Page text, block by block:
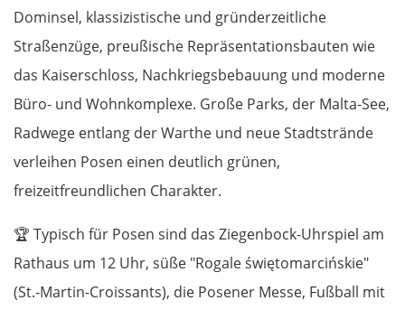
Dominsel, klassizistische und gründerzeitliche
Straßenzüge, preußische Repräsentationsbauten wie
das Kaiserschloss, Nachkriegsbebauung und moderne
Büro- und Wohnkomplexe. Große Parks, der Malta-See,
Radwege entlang der Warthe und neue Stadtstrände
verleihen Posen einen deutlich grünen,
freizeitfreundlichen Charakter.
🏆 Typisch für Posen sind das Ziegenbock-Uhrspiel am
Rathaus um 12 Uhr, süße "Rogale świętomarcińskie"
(St.-Martin-Croissants), die Posener Messe, Fußball mit